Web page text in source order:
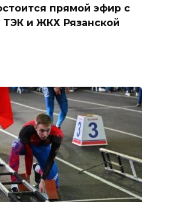
прямой эфир с
и ЖКХ Рязанской